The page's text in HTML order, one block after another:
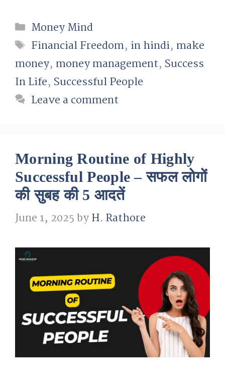
Categories
Money Mind
Tags
Financial Freedom, in hindi, make
money, money management, Success
In Life, Successful People
Leave a comment
Morning Routine of Highly
Successful People – सफल लोगों
की सुबह की 5 आदतें
June 1, 2025byH. Rathore